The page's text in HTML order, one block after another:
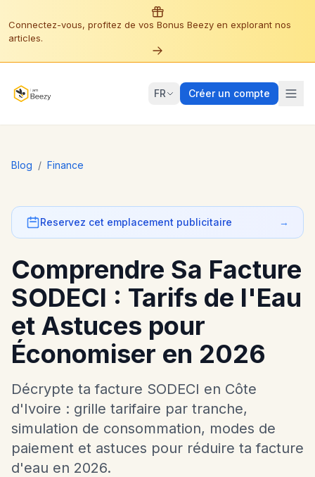
Connectez-vous, profitez de vos Bonus Beezy en explorant nos
articles.
FR Créer un compte
Blog / Finance
Reservez cet emplacement publicitaire →
Comprendre Sa Facture
SODECI : Tarifs de l'Eau
et Astuces pour
Économiser en 2026
Décrypte ta facture SODECI en Côte
d'Ivoire : grille tarifaire par tranche,
simulation de consommation, modes de
paiement et astuces pour réduire ta facture
d'eau en 2026.